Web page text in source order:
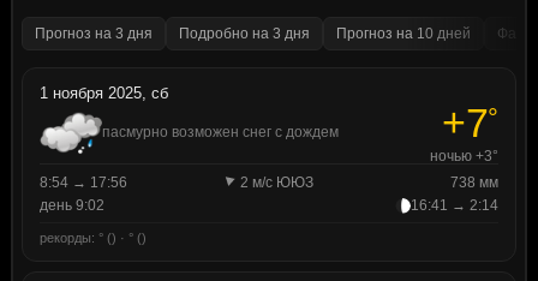
Прогноз на 3 дня Подробно на 3 дня Прогноз на 10 дней
1 ноября 2025, сб
пасмурно возможен снег с дождем +7°
ночью +3°
8:54 → 17:56
2 м/с ЮЮЗ
738 мм
день 9:02
16:41 → 2:14
рекорды: ° () · ° ()